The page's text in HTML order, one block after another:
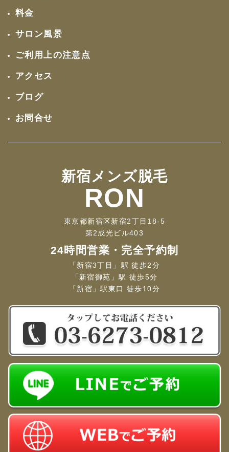
料金
サロン風景
ご利用上の注意点
アクセス
ブログ
お問合せ
新宿メンズ脱毛
RON
東京都新宿区新宿2丁目18-5
第2成光ビル403
24時間営業・完全予約制
「新宿3丁目」駅 徒歩2分
「新宿御苑」駅 徒歩5分
「新宿」駅東口 徒歩10分